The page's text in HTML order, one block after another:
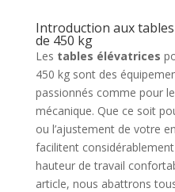
Introduction aux
de 450 kg
Les tables élévatrices
450 kg sont des
passionnés comme pour
mécanique. Que ce soit
ou l’ajustement de votre
facilitent
hauteur de travail
article, nous abattrons